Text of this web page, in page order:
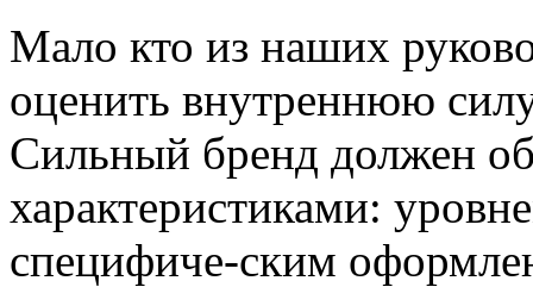
Мало кто из наших
оценить внутреннюю
Сильный бренд должен
характеристиками:
специфиче-ским